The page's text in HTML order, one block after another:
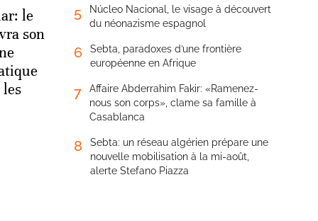
le
son
5
Núcleo Nacional, le visage à découvert
du néonazisme espagnol
6
Sebta, paradoxes d’une frontière
européenne en Afrique
7
Affaire Abderrahim Fakir: «Ramenez-
nous son corps», clame sa famille à
Casablanca
8
Sebta: un réseau algérien prépare une
nouvelle mobilisation à la mi-août,
alerte Stefano Piazza